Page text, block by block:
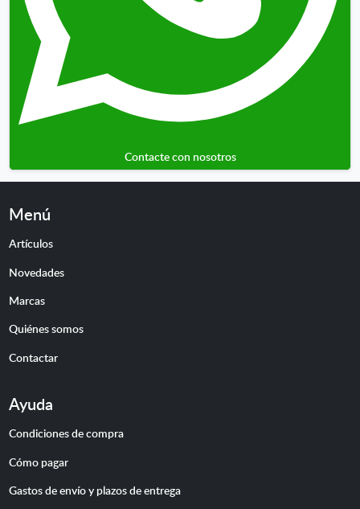
Contacte con nosotros
Menú
Artículos
Novedades
Marcas
Quiénes somos
Contactar
Ayuda
Condiciones de compra
Cómo pagar
Gastos de envío y plazos de entrega